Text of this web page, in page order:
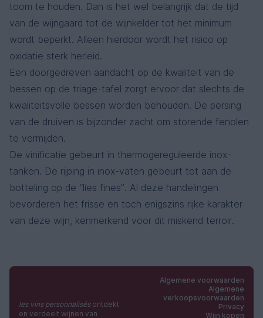
toom te houden. Dan is het wel belangrijk dat de tijd
van de wijngaard tot de wijnkelder tot het minimum
wordt beperkt. Alleen hierdoor wordt het risico op
oxidatie sterk herleid.
Een doorgedreven aandacht op de kwaliteit van de
bessen op de triage-tafel zorgt ervoor dat slechts de
kwaliteitsvolle bessen worden behouden. De persing
van de druiven is bijzonder zacht om storende fenolen
te vermijden.
De vinificatie gebeurt in thermogereguleerde inox-
tanken. De rijping in inox-vaten gebeurt tot aan de
botteling op de “lies fines”. Al deze handelingen
bevorderen het frisse en toch enigszins rijke karakter
van deze wijn, kenmerkend voor dit miskend terroir.
les vins personnalisésontdekt
en verdeelt wijnen van
Algemene voorwaarden
Algemene
verkoopsvoorwaarden
Privacy
Wijn kopen